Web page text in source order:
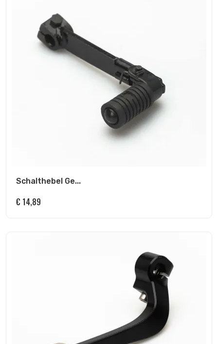
Schalthebel Ge...
€ 14,89